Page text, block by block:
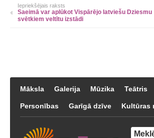
Iepriekšējais raksts
Saeimā var aplūkot Vispārējo latviešu Dziesmu
svētkiem veltītu izstādi
Māksla Galerija Mūzika Teātris
Personības Garīgā dzīve Kultūras